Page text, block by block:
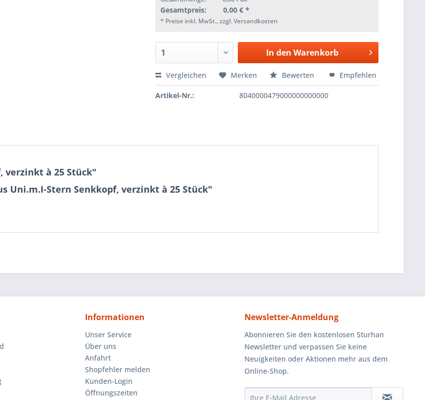
Gesamtpreis: 0,00 € *
* Preise inkl. MwSt., zzgl. Versandkosten
In den Warenkorb
Vergleichen Merken Bewerten Empfehlen
Artikel-Nr.: 8040000479000000000000
verzinkt à 25 Stück"
Uni.m.I-Stern Senkkopf, verzinkt à 25 Stück"
Informationen
Unser Service
Über uns
Anfahrt
Shopfehler melden
Kunden-Login
Öffnungszeiten
Newsletter-Anmeldung
Abonnieren Sie den kostenlosen Sturhan
Newsletter und verpassen Sie keine
Neuigkeiten oder Aktionen mehr aus dem
Online-Shop.